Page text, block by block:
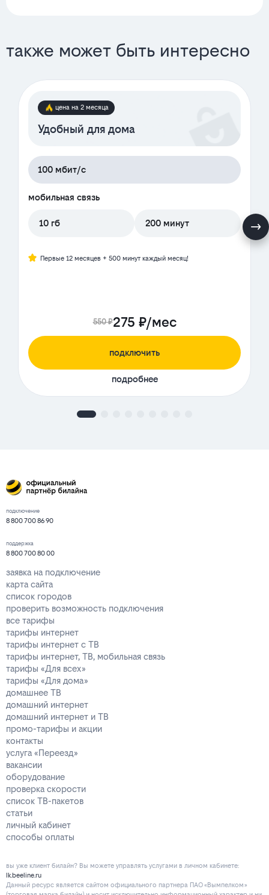
также может быть интересно
цена на 2 месяца
Удобный для дома
100 мбит/с
мобильная связь
10 гб 200 минут
Первые 12 месяцев + 500 минут каждый месяц!
550 ₽275 ₽/мес
подключить
подробнее
подключение
8 800 700 86 90
поддержка
8 800 700 80 00
заявка на подключение
карта сайта
список городов
проверить возможность подключения
все тарифы
тарифы интернет
тарифы интернет с ТВ
тарифы интернет, ТВ, мобильная связь
тарифы «Для всех»
тарифы «Для дома»
домашнее ТВ
домашний интернет
домашний интернет и ТВ
промо-тарифы и акции
контакты
услуга «Переезд»
вакансии
оборудование
проверка скорости
список ТВ-пакетов
статьи
личный кабинет
способы оплаты
вы уже клиент билайн? Вы можете управлять услугами в личнoм кaбинeтe:
lk.beeline.ru
Данный ресурс является сайтом официального партнера ПАО «Вымпелком»